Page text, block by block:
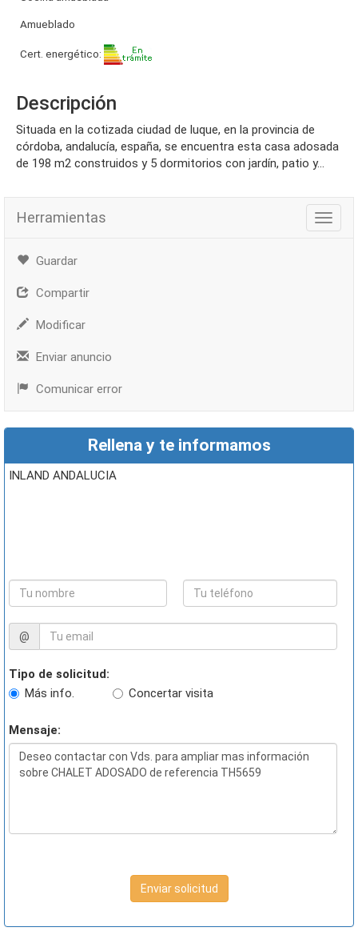
Amueblado
Cert. energético:
Descripción
situada en la cotizada ciudad de luque, en la provincia de
córdoba, andalucía, españa, se encuentra esta casa adosada
de 198 m2 construidos y 5 dormitorios con jardín, patio y...
Herramientas
Guardar
Compartir
Modificar
Enviar anuncio
Comunicar error
Rellena y te informamos
INLAND ANDALUCIA
@
Tipo de solicitud:
Más info.
Concertar visita
Mensaje:
Enviar solicitud